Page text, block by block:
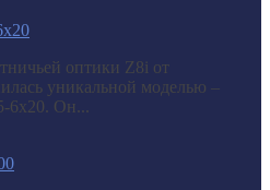
оптики Z8i от
уникальной моделью –
6x20. Он...